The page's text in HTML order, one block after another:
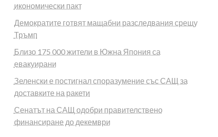
икономически пакт
Демократите готвят мащабни разследвания срещу
Тръмп
Близо 175 000 жители в Южна Япония са
евакуирани
Зеленски е постигнал споразумение със САЩ за
доставките на ракети
Сенатът на САЩ одобри правителствено
финансиране до декември